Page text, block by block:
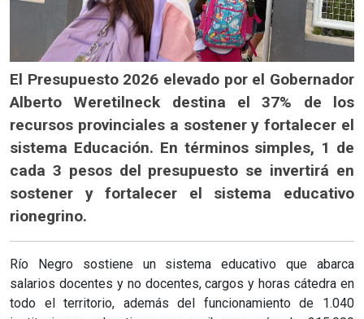
El Presupuesto 2026 elevado por el Gobernador
Alberto Weretilneck destina el 37% de los
recursos provinciales a sostener y fortalecer el
sistema Educación. En términos simples, 1 de
cada 3 pesos del presupuesto se invertirá en
sostener y fortalecer el sistema educativo
rionegrino.
Río Negro sostiene un sistema educativo que abarca
salarios docentes y no docentes, cargos y horas cátedra en
todo el territorio, además del funcionamiento de 1.040